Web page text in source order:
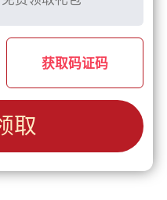
获取码证码
取